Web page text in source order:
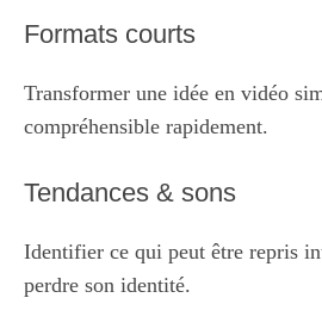
Formats courts
Transformer une idée en vidéo
compréhensible rapidement.
Tendances & sons
Identifier ce qui peut être repris
perdre son identité.